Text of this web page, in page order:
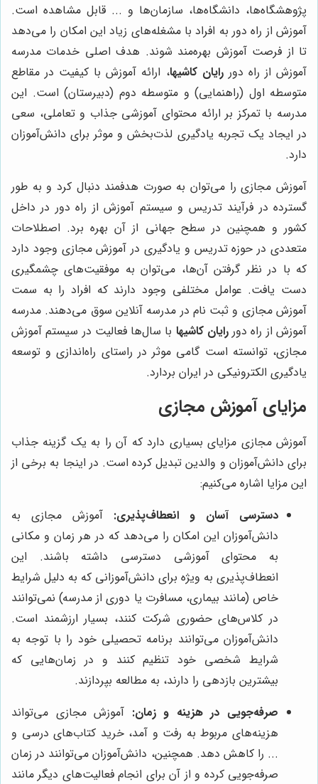
پژوهشگاه‌ها، دانشگاه‌ها، سازمان‌ها و ... قابل مشاهده است.
آموزش از راه دور به افراد با مشغله‌های زیاد این امکان را می‌دهد
تا از فرصت آموزش بهره‌مند شوند. هدف اصلی خدمات مدرسه
آموزش از راه دوررایان کاشیها، ارائه آموزش با کیفیت در مقاطع
متوسطه اول (راهنمایی) و متوسطه دوم (دبیرستان) است. این
مدرسه با تمرکز بر ارائه محتوای آموزشی جذاب و تعاملی، سعی
در ایجاد یک تجربه یادگیری لذت‌بخش و موثر برای دانش‌آموزان
دارد.
آموزش مجازی را می‌توان به صورت هدفمند دنبال کرد و به طور
گسترده در فرآیند تدریس و سیستم آموزش از راه دور در داخل
کشور و همچنین در سطح جهانی از آن بهره برد. اصطلاحات
متعددی در حوزه تدریس و یادگیری در آموزش مجازی وجود دارد
که با در نظر گرفتن آن‌ها، می‌توان به موفقیت‌های چشمگیری
دست یافت. عوامل مختلفی وجود دارند که افراد را به سمت
آموزش مجازی و ثبت نام در مدرسه آنلاین سوق می‌دهند. مدرسه
آموزش از راه دوررایان کاشیها با سال‌ها فعالیت در سیستم آموزش
مجازی، توانسته است گامی موثر در راستای راه‌اندازی و توسعه
یادگیری الکترونیکی در ایران بردارد.
مزایای آموزش مجازی
آموزش مجازی مزایای بسیاری دارد که آن را به یک گزینه جذاب
برای دانش‌آموزان و والدین تبدیل کرده است. در اینجا به برخی از
این مزایا اشاره می‌کنیم:
دسترسی آسان و انعطاف‌پذیری: آموزش مجازی به
دانش‌آموزان این امکان را می‌دهد که در هر زمان و مکانی
به محتوای آموزشی دسترسی داشته باشند. این
انعطاف‌پذیری به ویژه برای دانش‌آموزانی که به دلیل شرایط
خاص (مانند بیماری، مسافرت یا دوری از مدرسه) نمی‌توانند
در کلاس‌های حضوری شرکت کنند، بسیار ارزشمند است.
دانش‌آموزان می‌توانند برنامه تحصیلی خود را با توجه به
شرایط شخصی خود تنظیم کنند و در زمان‌هایی که
بیشترین بازدهی را دارند، به مطالعه بپردازند.
صرفه‌جویی در هزینه و زمان: آموزش مجازی می‌تواند
هزینه‌های مربوط به رفت و آمد، خرید کتاب‌های درسی و
... را کاهش دهد. همچنین، دانش‌آموزان می‌توانند در زمان
صرفه‌جویی کرده و از آن برای انجام فعالیت‌های دیگر مانند